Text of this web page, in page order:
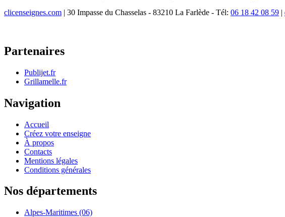
clicenseignes.com | 30 Impasse du Chasselas - 83210 La Farlède - Tél: 06 18 42 08 59 |
Partenaires
Publijet.fr
Grillamelle.fr
Navigation
Accueil
Créez votre enseigne
À propos
Contacts
Mentions légales
Conditions générales
Nos départements
Alpes-Maritimes (06)